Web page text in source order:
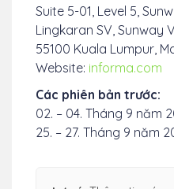
Suite 5-01, Level 5,
Lingkaran SV, Sunway
55100 Kuala Lumpur,
Website: informa.com
Các phiên bản trước:
02. – 04. Tháng 9 năm
25. – 27. Tháng 9 năm